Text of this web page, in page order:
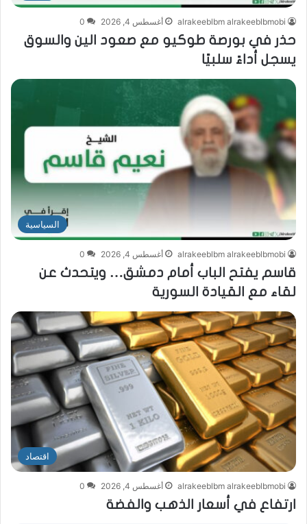
alrakeeblbm alrakeeblbmobi أغسطس 4, 2026 0
حذر في بورصة طوكيو مع صعود الين والسوق
يسجل أداءً سلبيًا
السياسية
alrakeeblbm alrakeeblbmobi أغسطس 4, 2026 0
قاسم يفتح الباب أمام دمشق… ويتحدث عن
لقاء مع القيادة السورية
اقتصاد
alrakeeblbm alrakeeblbmobi أغسطس 4, 2026 0
ارتفاع في أسعار الذهب والفضة